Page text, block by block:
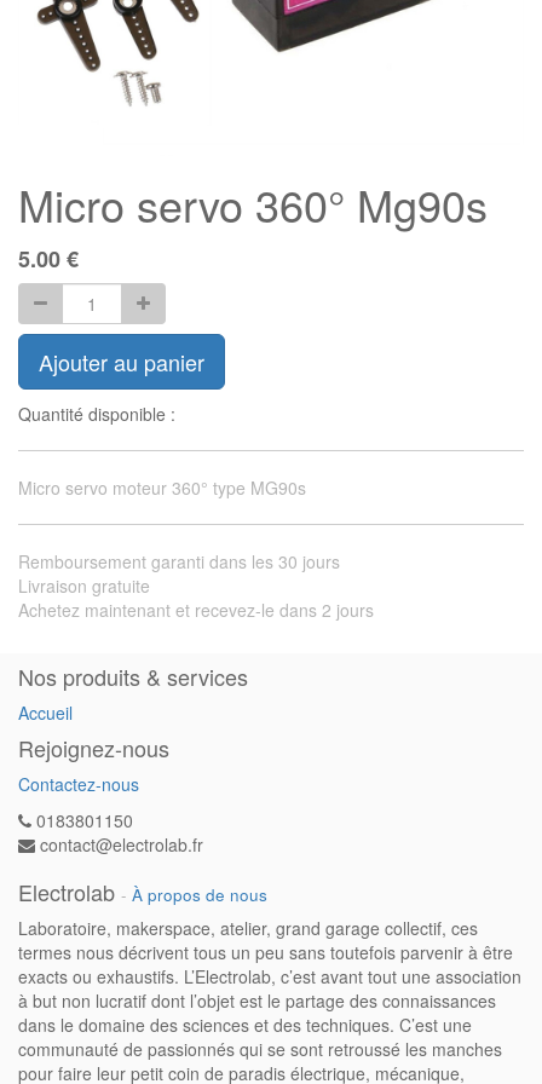
Micro servo 360° Mg90s
5.00€
Ajouter au panier
Quantité disponible :
Micro servo moteur 360° type MG90s
Remboursement garanti dans les 30 jours
Livraison gratuite
Achetez maintenant et recevez-le dans 2 jours
Nos produits & services
Accueil
Rejoignez-nous
Contactez-nous
0183801150
contact@electrolab.fr
Electrolab - À propos de nous
Laboratoire, makerspace, atelier, grand garage collectif, ces
termes nous décrivent tous un peu sans toutefois parvenir à être
exacts ou exhaustifs. L’Electrolab, c’est avant tout une association
à but non lucratif dont l’objet est le partage des connaissances
dans le domaine des sciences et des techniques. C’est une
communauté de passionnés qui se sont retroussé les manches
pour faire leur petit coin de paradis électrique, mécanique,